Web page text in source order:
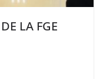
LA FGE